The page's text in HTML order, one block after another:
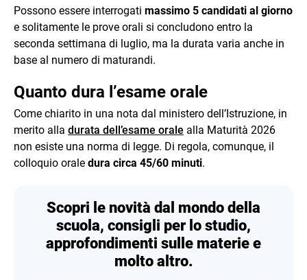
Possono essere interrogati massimo 5 candidati al giorno
e solitamente le prove orali si concludono entro la
seconda settimana di luglio, ma la durata varia anche in
base al numero di maturandi.
Quanto dura l’esame orale
Come chiarito in una nota dal ministero dell’Istruzione, in
merito alla durata dell’esame orale alla Maturità 2026
non esiste una norma di legge. Di regola, comunque, il
colloquio orale dura circa 45/60 minuti.
Scopri le novità dal mondo della
scuola, consigli per lo studio,
approfondimenti sulle materie e
molto altro.